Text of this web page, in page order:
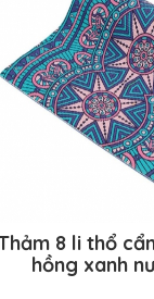
8 li thổ
hồng xanh